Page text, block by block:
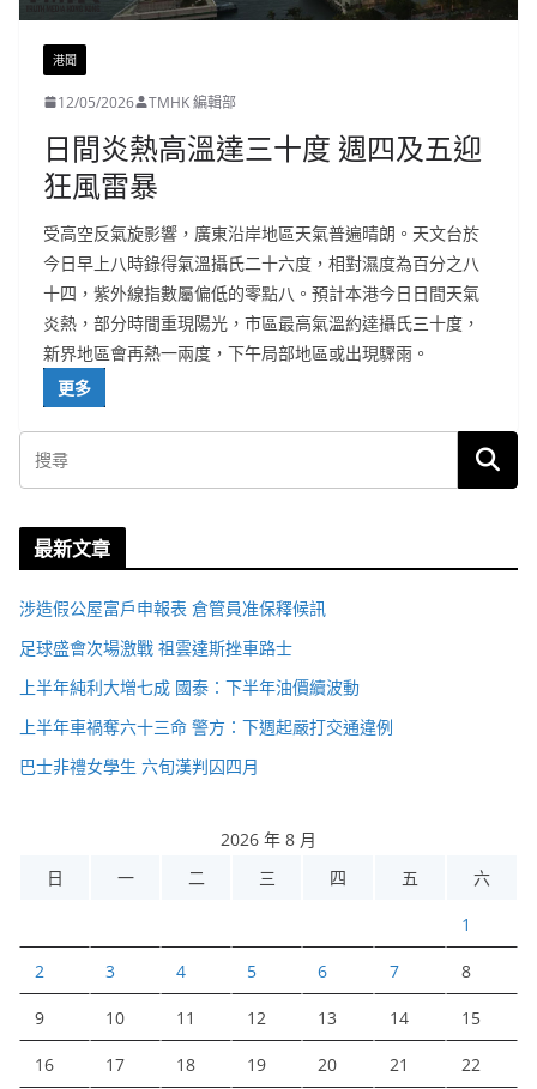
港聞
12/05/2026 TMHK 編輯部
日間炎熱高溫達三十度 週四及五迎
狂風雷暴
受高空反氣旋影響，廣東沿岸地區天氣普遍晴朗。天文台於
今日早上八時錄得氣溫攝氏二十六度，相對濕度為百分之八
十四，紫外線指數屬偏低的零點八。預計本港今日日間天氣
炎熱，部分時間重現陽光，市區最高氣溫約達攝氏三十度，
新界地區會再熱一兩度，下午局部地區或出現驟雨。
更多
最新文章
涉造假公屋富戶申報表 倉管員准保釋候訊
足球盛會次場激戰 祖雲達斯挫車路士
上半年純利大增七成 國泰：下半年油價續波動
上半年車禍奪六十三命 警方：下週起嚴打交通違例
巴士非禮女學生 六旬漢判囚四月
2026 年 8 月
日
一 二 三 四 五 六
1
2 3 4 5 6 7 8
9 10 11 12 13 14 15
16 17 18 19 20 21 22